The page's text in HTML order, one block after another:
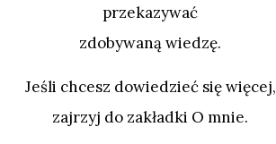
przekazywać
zdobywaną wiedzę.
Jeśli chcesz dowiedzieć się więcej,
zajrzyj do zakładki O mnie.